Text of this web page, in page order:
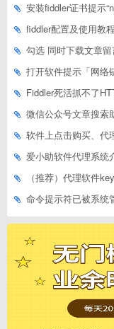
安装fiddler证书提示
fiddler配置及使用教程
勾选 同时下载文章留言
打开软件提示「网络链接错
Fiddler死活抓不了
微信公众号文章搜索助
软件上点击购买、代理赚钱
爱小助软件代理系统介
（推荐）代理软件
命令提示符已被系统管理员